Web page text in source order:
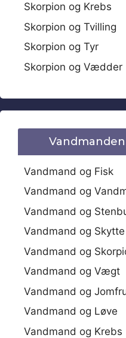
Skorpion og Krebs
Skorpion og Tvilling
Skorpion og Tyr
Skorpion og Vædder
Vandmand og Fisk
Vandmand og
Vandmand og
Vandmand og Skytte
Vandmand og
Vandmand og Vægt
Vandmand og
Vandmand og Løve
Vandmand og Krebs